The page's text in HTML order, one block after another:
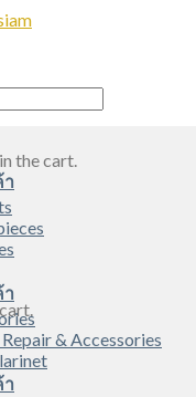
the cart.
& Accessories